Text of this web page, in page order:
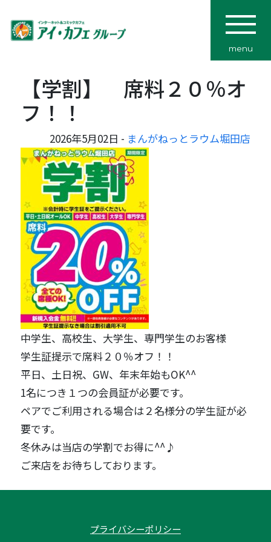
menu
【学割】 席料２０％オ
フ！！
2026年5月02日 - まんがねっとラウム堀田店
中学生、高校生、大学生、専門学生のお客様
学生証提示で席料２０％オフ！！
平日、土日祝、GW、年末年始もOK^^
1名につき１つの会員証が必要です。
ペアでご利用される場合は２名様分の学生証が必
要です。
冬休みは当店の学割でお得に^^♪
ご来店をお待ちしております。
プライバシーポリシー